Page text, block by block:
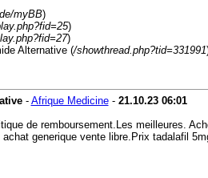
myBB)
)
)
Alternative (/showthread.php?tid=331991
- Afrique Medicine- 21.10.23 06:01
de remboursement.Les meilleures.
generique vente libre.Prix tadalafil